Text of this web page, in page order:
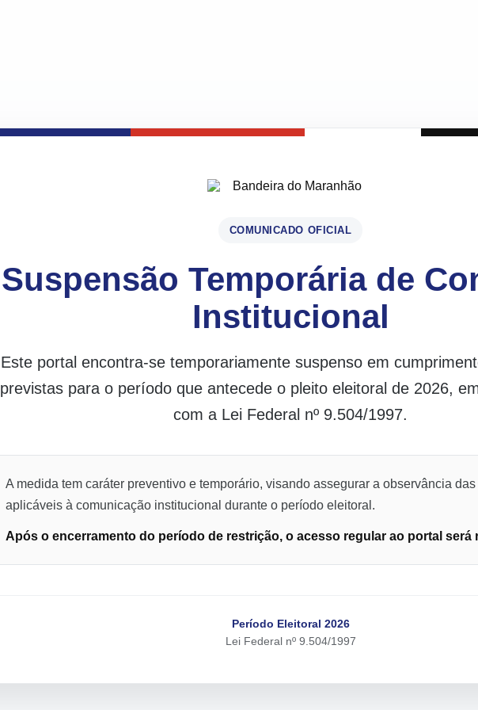
COMUNICADO OFICIAL
Suspensão Temporária de
Institucional
Este portal encontra-se temporariamente suspenso em
previstas para o período que antecede o pleito eleitoral de 2026,
com a Lei Federal nº 9.504/1997.
A medida tem caráter preventivo e temporário, visando assegurar a observância
aplicáveis à comunicação institucional durante o período eleitoral.
Após o encerramento do período de restrição, o acesso regular ao portal será
Período Eleitoral 2026
Lei Federal nº 9.504/1997